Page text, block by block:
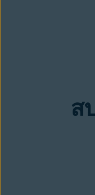
Avast
ส